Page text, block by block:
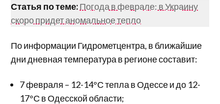
Статья по теме:Погода в феврале: в Украину
скоро придет аномальное тепло
По информации Гидрометцентра, в ближайшие
дни дневная температура в регионе составит:
7 февраля – 12-14°С тепла в Одессе и до 12-
17°С в Одесской области;